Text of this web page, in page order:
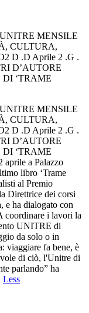
MENSILE
CULTURA,
D .D Aprile 2 .G .
D’AUTORE
DI ‘TRAME
MENSILE
CULTURA,
D .D Aprile 2 .G .
D’AUTORE
DI ‘TRAME
a Palazzo
libro ‘Trame
al Premio
Direttrice dei corsi
e ha dialogato con
coordinare i lavori la
UNITRE di
da solo o in
viaggiare fa bene, è
di ciò, l'Unitre di
parlando” ha
Less